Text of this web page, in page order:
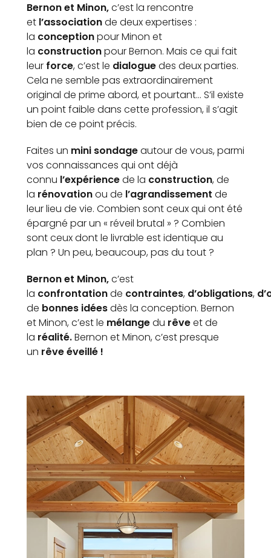
Bernon et Minon,c’est la rencontre
et l’associationde deux expertises :
la conceptionpour Minon et
la constructionpour Bernon. Mais ce qui fait
leur force, c’est le dialoguedes deux parties.
Cela ne semble pas extraordinairement
original de prime abord, et pourtant… S’il existe
un point faible dans cette profession, il s’agit
bien de ce point précis.
Faites un mini sondageautour de vous, parmi
vos connaissances qui ont déjà
connu l’expériencede la construction, de
la rénovationou de l’agrandissement de
leur lieu de vie. Combien sont ceux qui ont été
épargné par un « réveil brutal » ? Combien
sont ceux dont le livrable est identique au
plan ? Un peu, beaucoup, pas du tout ?
Bernon et Minon,c’est
la confrontationde contraintes, d’obligations,
de bonnes idéesdès la conception. Bernon
et Minon, c’est le mélangedu rêveet de
la réalité.Bernon et Minon, c’est presque
un rêve éveillé !